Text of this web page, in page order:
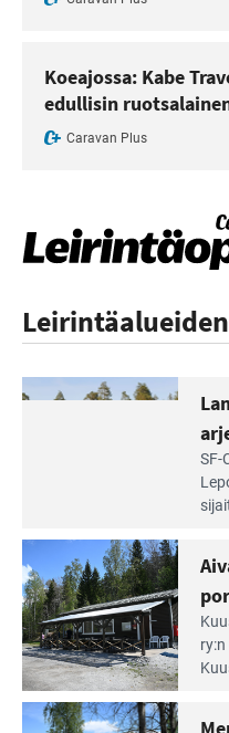
Koeajossa: Kabe
edullisin
Caravan Plus
rannalla
pääsee
irti
arjesta
SF-
Lue
Leirintäoppaan
artikkeli:
Aivan
Saariston